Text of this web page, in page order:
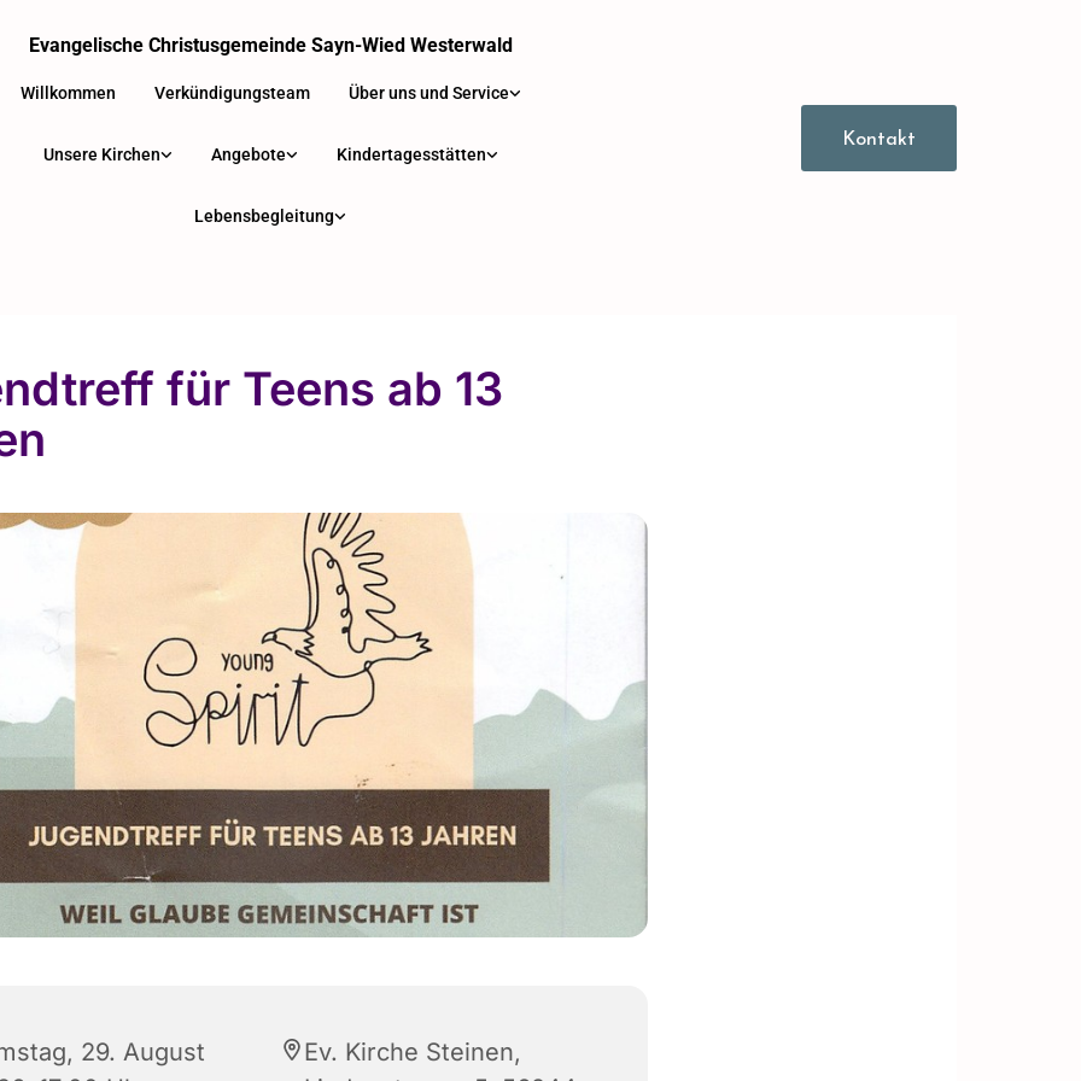
Evangelische Christusgemeinde Sayn-Wied Westerwald
Willkommen Verkündigungsteam Über uns und Service
Unsere Kirchen Angebote Kindertagesstätten
Lebensbegleitung
Kontakt
für Teens ab 13
29. August
Ev. Kirche Steinen,